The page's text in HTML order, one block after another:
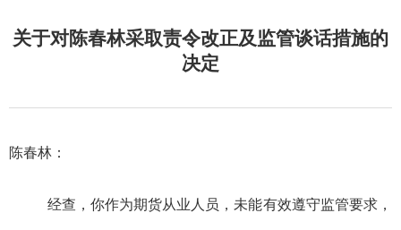
关于对陈春林采取责令改正及监管谈话措施的
决定
陈春林：
经查，你作为期货从业人员，未能有效遵守监管要求，